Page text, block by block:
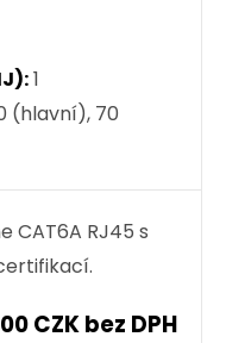
1
(hlavní), 70
CAT6A RJ45 s
CZK bez DPH